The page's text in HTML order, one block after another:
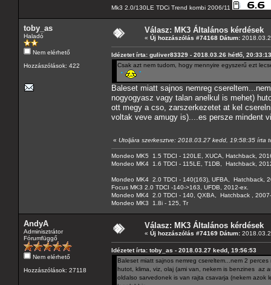
Mk3 2.0/130LE TDCi Trend kombi 2006/11
toby_as
Haladó
Nem elérhető
Hozzászólások: 422
Válasz: MK3 Általános kérdések
« Új hozzászólás #74168 Dátum:
Idézetet írta: guliver83329 - 2018.03.26 hétfő, 20:33:13
Csak azt nem tudom, hogy mennyire egyszerű ezt
Baleset miatt sajnos nemreg
nogyogyasz vagy talan anelkul is mehet)
ott megy a cso, zarszerkezetet at kel
voltak veve amugy is)....es persze mindent
« Utoljára szerkesztve: 2018.03.27 kedd, 19:58:35 írta
Mondeo MK5 1.5 TDCI - 120LE, XUCA, Hatchback,
Mondeo MK4 1.6 TDCI - 115LE, T1DB, Hatchback,
Mondeo MK4 2.0 TDCI - 140(163), UFBA, Hatchback,
Focus MK3 2.0 TDCI -140->163, UFDB, 2012-ex.
Mondeo MK4 2.0 TDCI - 140, QXBA, Hatchback ,
Mondeo MK3 1.8i - 125, Tr
AndyA
Adminisztrátor
Fórumfüggő
Nem elérhető
Hozzászólások: 27118
Válasz: MK3 Általános kérdések
« Új hozzászólás #74169 Dátum:
Idézetet írta: toby_as - 2018.03.27 kedd, 19:56:53
Baleset miatt sajnos nemreg csereltem...nem 2
hutot, klima, viz, olaj (ami van, nekem is benzines az
oldalso sarvedonek is van rajta csavarja (nekem azok